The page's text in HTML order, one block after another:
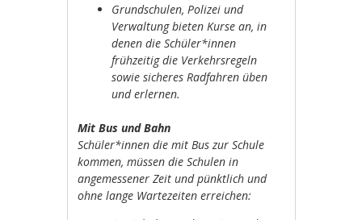
Grundschulen, Polizei und
Verwaltung bieten Kurse an, in
denen die Schüler*innen
frühzeitig die Verkehrsregeln
sowie sicheres Radfahren üben
und erlernen.
Mit Bus und Bahn
Schüler*innen die mit Bus zur Schule
kommen, müssen die Schulen in
angemessener Zeit und pünktlich und
ohne lange Wartezeiten erreichen: